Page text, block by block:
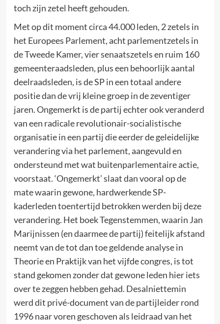
toch zijn zetel heeft gehouden.
Met op dit moment circa 44.000 leden, 2 zetels in
het Europees Parlement, acht parlementzetels in
de Tweede Kamer, vier senaatszetels en ruim 160
gemeenteraadsleden, plus een behoorlijk aantal
deelraadsleden, is de SP in een totaal andere
positie dan de vrij kleine groep in de zeventiger
jaren. Ongemerkt is de partij echter ook veranderd
van een radicale revolutionair-socialistische
organisatie in een partij die eerder de geleidelijke
verandering via het parlement, aangevuld en
ondersteund met wat buitenparlementaire actie,
voorstaat. ‘Ongemerkt’ slaat dan vooral op de
mate waarin gewone, hardwerkende SP-
kaderleden toentertijd betrokken werden bij deze
verandering. Het boek Tegenstemmen, waarin Jan
Marijnissen (en daarmee de partij) feitelijk afstand
neemt van de tot dan toe geldende analyse in
Theorie en Praktijk van het vijfde congres, is tot
stand gekomen zonder dat gewone leden hier iets
over te zeggen hebben gehad. Desalniettemin
werd dit privé-document van de partijleider rond
1996 naar voren geschoven als leidraad van het